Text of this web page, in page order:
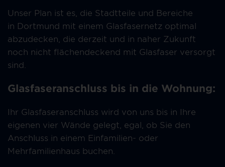
Unser Plan ist es, die Stadtteile und Bereiche
in Dortmund mit einem Glasfasernetz optimal
abzudecken, die derzeit und in naher Zukunft
noch nicht flächendeckend mit Glasfaser versorgt
sind.
Glasfaseranschluss bis in die Wohnung:
Ihr Glasfaseranschluss wird von uns bis in Ihre
eigenen vier Wände gelegt, egal, ob Sie den
Anschluss in einem Einfamilien- oder
Mehrfamilienhaus buchen.